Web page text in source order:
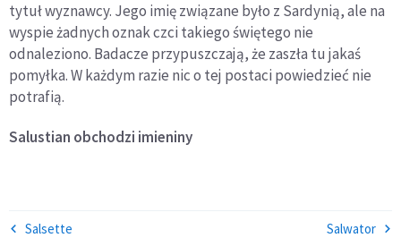
tytuł wyznawcy. Jego imię związane było z Sardynią, ale na
wyspie żadnych oznak czci takiego świętego nie
odnaleziono. Badacze przypuszczają, że zaszła tu jakaś
pomyłka. W każdym razie nic o tej postaci powiedzieć nie
potrafią.
Salustian obchodzi imieniny
Salsette Salwator